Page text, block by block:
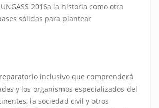
2016a la historia como otra
sólidas para plantear
inclusivo que comprenderá
y los organismos especializados del
la sociedad civil y otros